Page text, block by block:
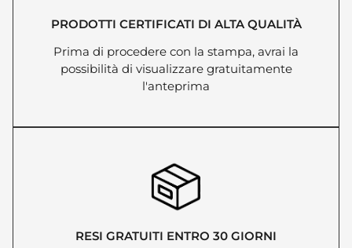
PRODOTTI CERTIFICATI DI ALTA QUALITÀ
Prima di procedere con la stampa, avrai la
possibilità di visualizzare gratuitamente
l'anteprima
RESI GRATUITI ENTRO 30 GIORNI